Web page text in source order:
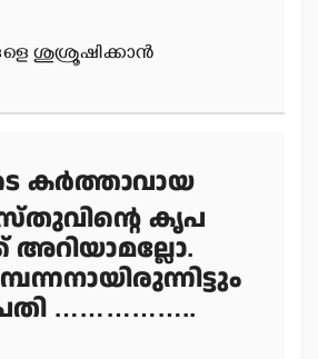
ശുശ്രൂഷിക്കാന്‍
കര്‍ത്താവായ
കൃപ
അറിയാമല്ലോ.
……………..